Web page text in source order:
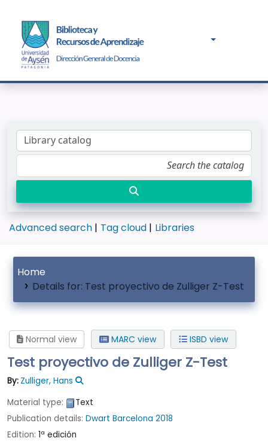
Advanced search Tag cloud Libraries
Home
Details for: Test proyectivo de Zulliger Z-Test
Normal view MARC view ISBD view
Test proyectivo de Zulliger Z-Test
By: Zulliger, Hans
Material type:
Text
Publication details: Dwart Barcelona 2018
Edition: 1ª edición